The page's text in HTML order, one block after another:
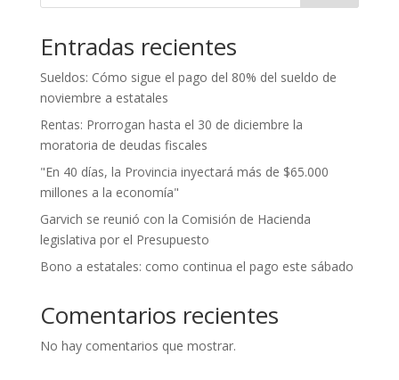
Entradas recientes
Sueldos: Cómo sigue el pago del 80% del sueldo de
noviembre a estatales
Rentas: Prorrogan hasta el 30 de diciembre la
moratoria de deudas fiscales
"En 40 días, la Provincia inyectará más de $65.000
millones a la economía"
Garvich se reunió con la Comisión de Hacienda
legislativa por el Presupuesto
Bono a estatales: como continua el pago este sábado
Comentarios recientes
No hay comentarios que mostrar.